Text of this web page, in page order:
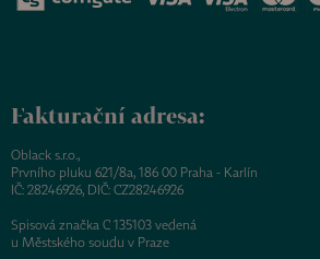
Fakturační adresa:
Oblack s.r.o.,
Prvního pluku 621/8a, 186 00 Praha - Karlín
IČ: 28246926, DIČ: CZ28246926
Spisová značka C 135103 vedená
u Městského soudu v Praze